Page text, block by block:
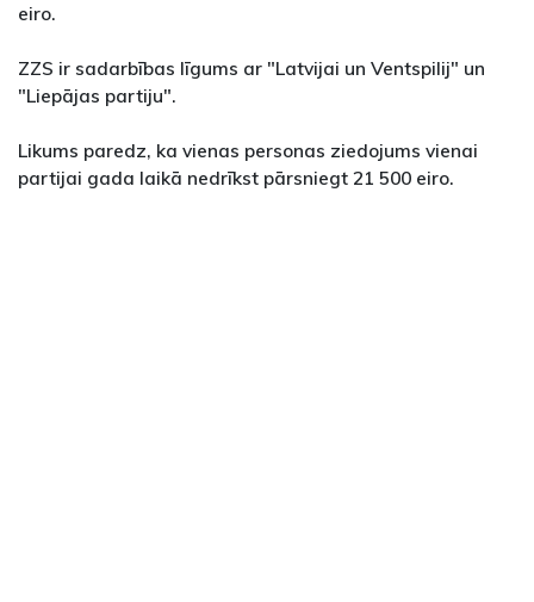
eiro.
ZZS ir sadarbības līgums ar "Latvijai un Ventspilij" un
"Liepājas partiju".
Likums paredz, ka vienas personas ziedojums vienai
partijai gada laikā nedrīkst pārsniegt 21 500 eiro.